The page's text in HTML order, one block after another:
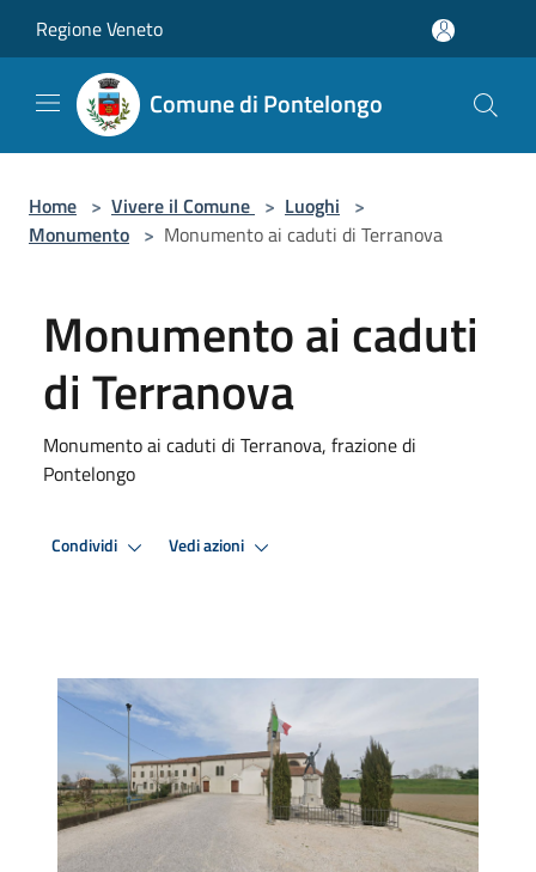
Regione Veneto
Comune di Pontelongo
Home > Vivere il Comune > Luoghi >
Monumento > Monumento ai caduti di Terranova
Monumento ai caduti
di Terranova
Monumento ai caduti di Terranova, frazione di
Pontelongo
Condividi Vedi azioni